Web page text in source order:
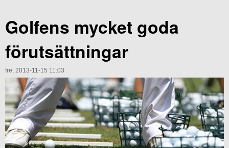
Golfens mycket goda
förutsättningar
fre, 2013-11-15 11:03